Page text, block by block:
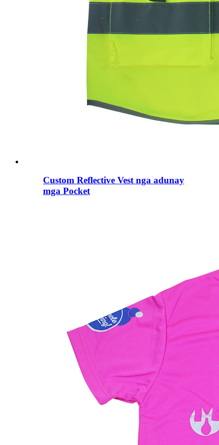
Custom Reflective Vest nga adunay
mga Pocket